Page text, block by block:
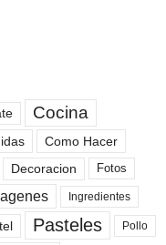
Cocina
Como Hacer
Decoracion Fotos
Ingredientes
Pasteles Pollo